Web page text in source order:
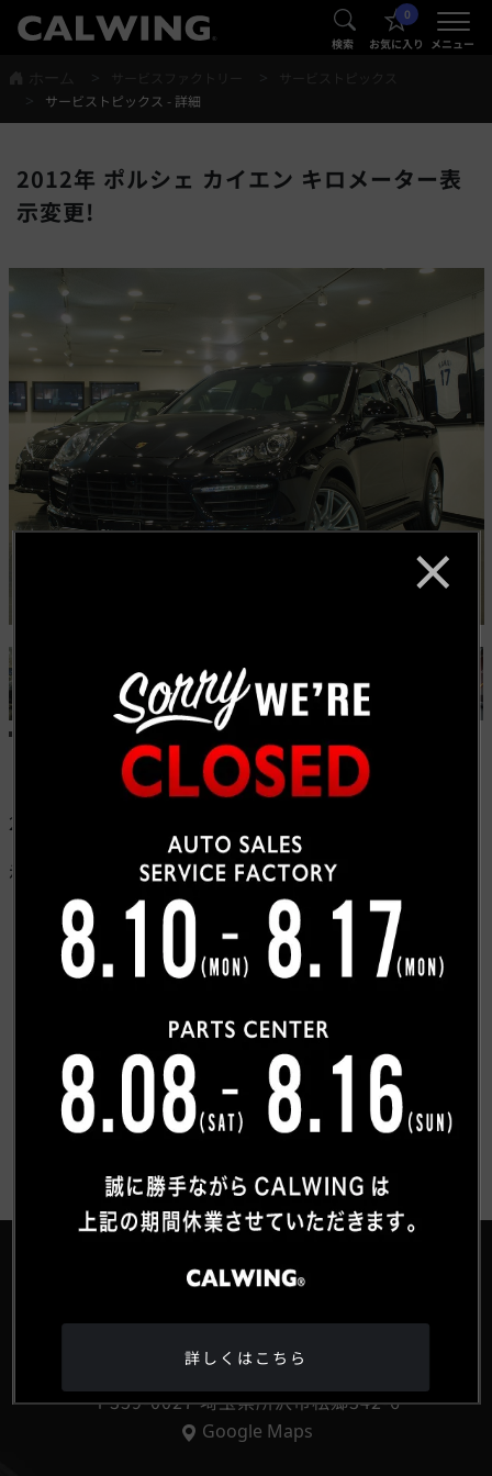
® 検索
0
お気に入り メニュー
®
サービストピックス - 詳細
2012年 ポルシェ カイエン キロメーター表
示変更!
2012年 ポルシェ カイエン アメリカ並行輸入車はスピー
ドメーター表示がMHP表示ですが国内の仕様のkm/H表
示に変更致しました。
トピックス一覧へもどる
〒359-0027 埼玉県所沢市松郷342-6
Google Maps
詳しくはこちら